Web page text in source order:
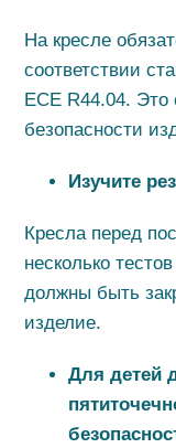
На кресле
соответствии
ЕСЕ R44.04. Это
безопасности
Изучите
Кресла перед
несколько
должны быть
изделие.
Для детей